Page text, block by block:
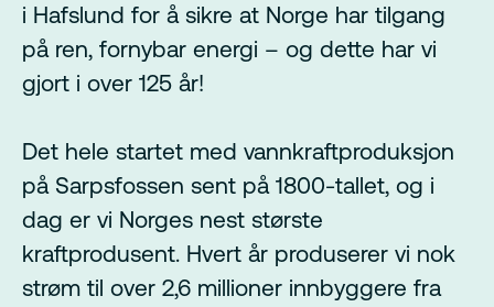
i Hafslund for å sikre at Norge har tilgang
på ren, fornybar energi – og dette har vi
gjort i over 125 år!
Det hele startet med vannkraftproduksjon
på Sarpsfossen sent på 1800-tallet, og i
dag er vi Norges nest største
kraftprodusent. Hvert år produserer vi nok
strøm til over 2,6 millioner innbyggere fra